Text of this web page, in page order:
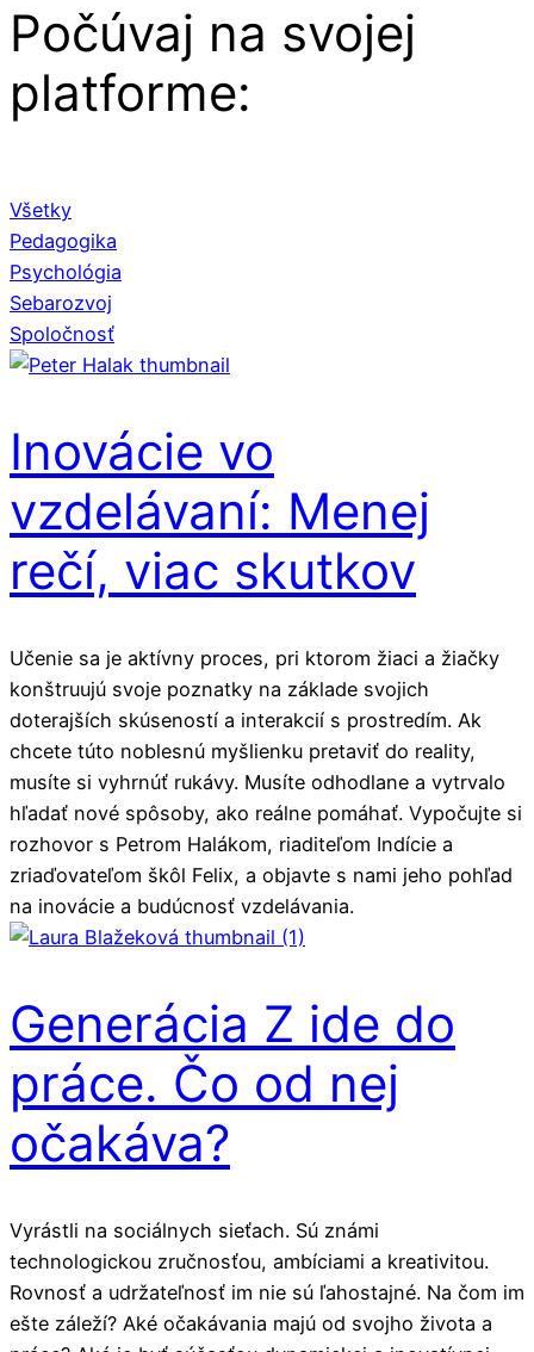
Počúvaj na svojej
platforme:
Všetky
Pedagogika
Psychológia
Sebarozvoj
Spoločnosť
Inovácie vo
vzdelávaní: Menej
rečí, viac skutkov
Učenie sa je aktívny proces, pri ktorom žiaci a žiačky
konštruujú svoje poznatky na základe svojich
doterajších skúseností a interakcií s prostredím. Ak
chcete túto noblesnú myšlienku pretaviť do reality,
musíte si vyhrnúť rukávy. Musíte odhodlane a vytrvalo
hľadať nové spôsoby, ako reálne pomáhať. Vypočujte si
rozhovor s Petrom Halákom, riaditeľom Indície a
zriaďovateľom škôl Felix, a objavte s nami jeho pohľad
na inovácie a budúcnosť vzdelávania.
Generácia Z ide do
práce. Čo od nej
očakáva?
Vyrástli na sociálnych sieťach. Sú známi
technologickou zručnosťou, ambíciami a kreativitou.
Rovnosť a udržateľnosť im nie sú ľahostajné. Na čom im
ešte záleží? Aké očakávania majú od svojho života a